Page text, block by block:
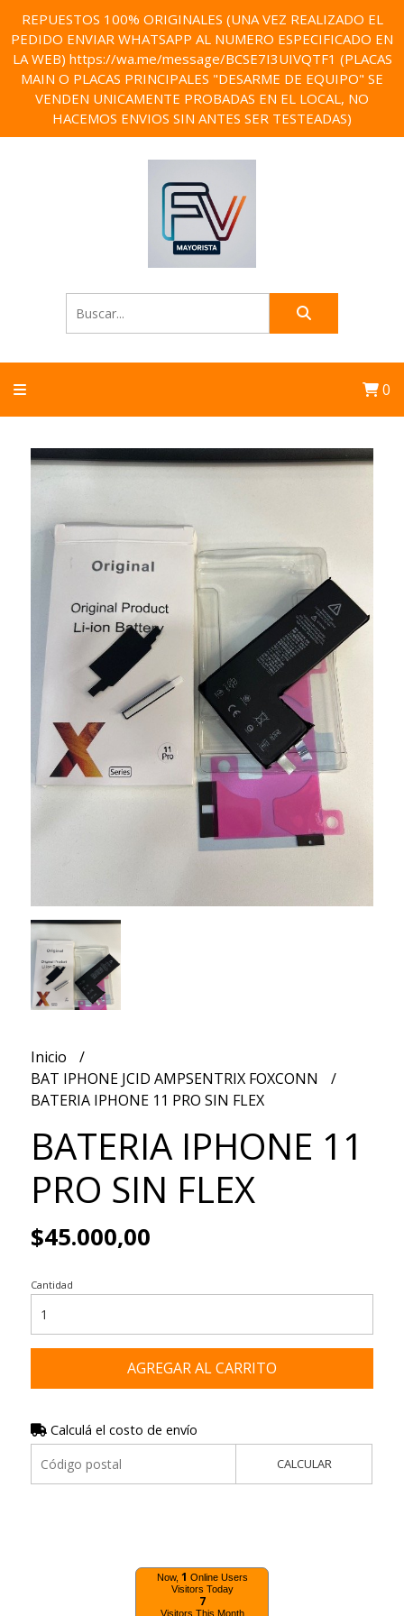
REPUESTOS 100% ORIGINALES (UNA VEZ REALIZADO EL
PEDIDO ENVIAR WHATSAPP AL NUMERO ESPECIFICADO EN
LA WEB) https://wa.me/message/BCSE7I3UIVQTF1 (PLACAS
MAIN O PLACAS PRINCIPALES "DESARME DE EQUIPO" SE
VENDEN UNICAMENTE PROBADAS EN EL LOCAL, NO
HACEMOS ENVIOS SIN ANTES SER TESTEADAS)
0
Inicio
BAT IPHONE JCID AMPSENTRIX FOXCONN
BATERIA IPHONE 11 PRO SIN FLEX
BATERIA IPHONE 11
PRO SIN FLEX
$45.000,00
Cantidad
AGREGAR AL CARRITO
Calculá el costo de envío
CALCULAR
Now, 1 Online Users
Visitors Today
7
Visitors This Month